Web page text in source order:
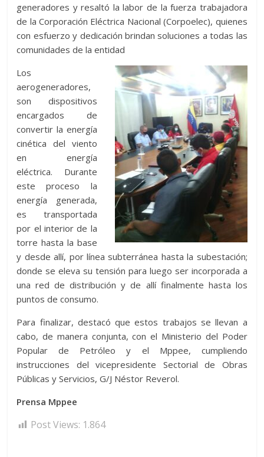
generadores y resaltó la labor de la fuerza trabajadora
de la Corporación Eléctrica Nacional (Corpoelec), quienes
con esfuerzo y dedicación brindan soluciones a todas las
comunidades de la entidad
Los
aerogeneradores,
son dispositivos
encargados de
convertir la energía
cinética del viento
en energía
eléctrica. Durante
este proceso la
energía generada,
es transportada
por el interior de la
torre hasta la base
y desde allí, por línea subterránea hasta la subestación;
donde se eleva su tensión para luego ser incorporada a
una red de distribución y de allí finalmente hasta los
puntos de consumo.
Para finalizar, destacó que estos trabajos se llevan a
cabo, de manera conjunta, con el Ministerio del Poder
Popular de Petróleo y el Mppee, cumpliendo
instrucciones del vicepresidente Sectorial de Obras
Públicas y Servicios, G/J Néstor Reverol.
Prensa Mppee
Post Views: 1.864